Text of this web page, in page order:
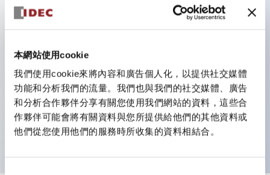
本網站使用cookie
我們使用cookie來將內容和廣告個人化，以提供社交媒體
功能和分析我們的流量。我們也與我們的社交媒體、廣告
和分析合作夥伴分享有關您使用我們網站的資料，這些合
作夥伴可能會將有關資料與您所提供給他們的其他資料或
他們從您使用他們的服務時所收集的資料相結合。
操作面板的凹凸減少，呈現銳利感。
豐富的顏色變化，也提供帶護罩的黑色邊框
優秀的防水性能。保護結構IP65
按鈕開關、選擇開關、帶鎖選擇開關最多3c接點。
邊框顏色有黑色與金屬色兩種。
LED照明帶來明亮且清晰的照明面